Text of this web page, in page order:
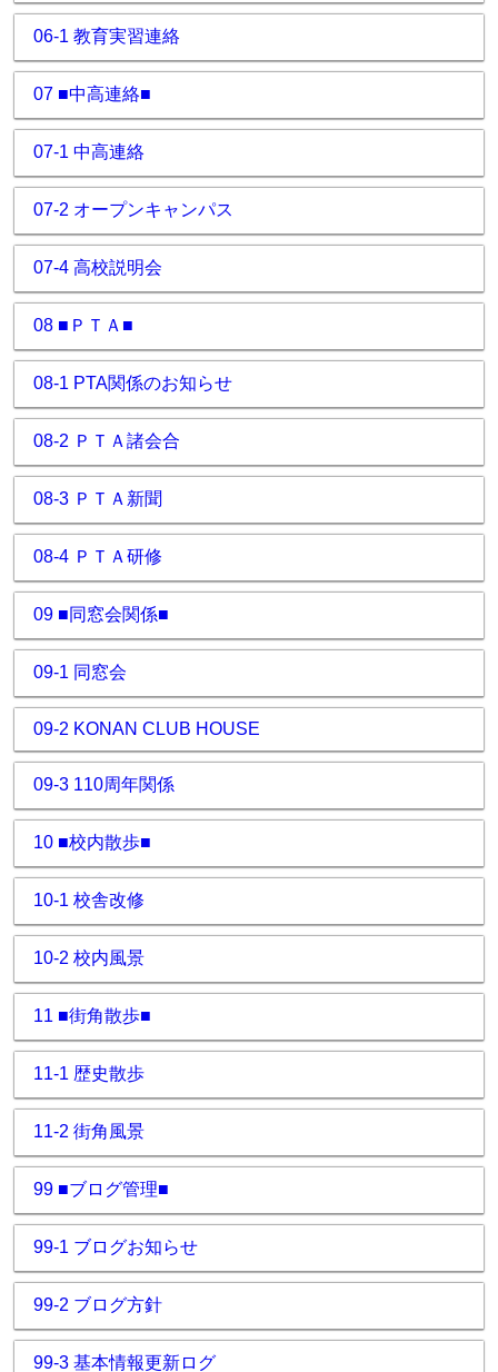
06-1 教育実習連絡
07 ■中高連絡■
07-1 中高連絡
07-2 オープンキャンパス
07-4 高校説明会
08 ■ＰＴＡ■
08-1 PTA関係のお知らせ
08-2 ＰＴＡ諸会合
08-3 ＰＴＡ新聞
08-4 ＰＴＡ研修
09 ■同窓会関係■
09-1 同窓会
09-2 KONAN CLUB HOUSE
09-3 110周年関係
10 ■校内散歩■
10-1 校舎改修
10-2 校内風景
11 ■街角散歩■
11-1 歴史散歩
11-2 街角風景
99 ■ブログ管理■
99-1 ブログお知らせ
99-2 ブログ方針
99-3 基本情報更新ログ